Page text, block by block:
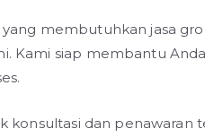
membutuhkan jasa
Kami siap membantu
konsultasi dan